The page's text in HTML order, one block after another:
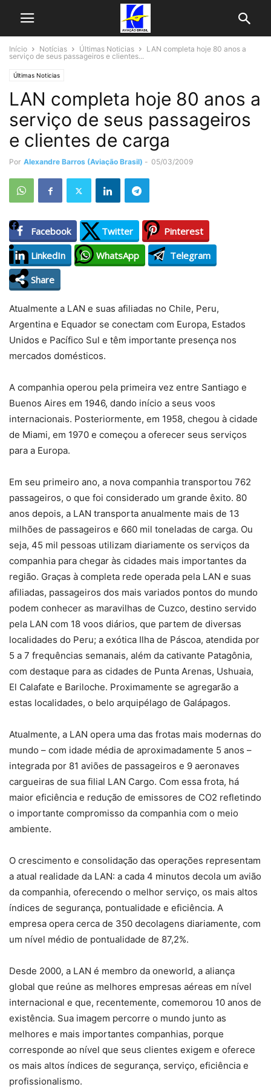
Início Notícias Últimas Noticias
LAN completa hoje 80 anos a
serviço de seus passageiros e clientes...
Últimas Noticias
LAN completa hoje 80 anos a
serviço de seus passageiros
e clientes de carga
Por Alexandre Barros (Aviação Brasil) - 05/03/2009
Facebook Twitter
Pinterest
LinkedIn
WhatsApp
Telegram
Share
Atualmente a LAN e suas afiliadas no Chile, Peru,
Argentina e Equador se conectam com Europa, Estados
Unidos e Pacífico Sul e têm importante presença nos
mercados domésticos.
A companhia operou pela primeira vez entre Santiago e
Buenos Aires em 1946, dando início a seus voos
internacionais. Posteriormente, em 1958, chegou à cidade
de Miami, em 1970 e começou a oferecer seus serviços
para a Europa.
Em seu primeiro ano, a nova companhia transportou 762
passageiros, o que foi considerado um grande êxito. 80
anos depois, a LAN transporta anualmente mais de 13
milhões de passageiros e 660 mil toneladas de carga. Ou
seja, 45 mil pessoas utilizam diariamente os serviços da
companhia para chegar às cidades mais importantes da
região. Graças à completa rede operada pela LAN e suas
afiliadas, passageiros dos mais variados pontos do mundo
podem conhecer as maravilhas de Cuzco, destino servido
pela LAN com 18 voos diários, que partem de diversas
localidades do Peru; a exótica Ilha de Páscoa, atendida por
5 a 7 frequências semanais, além da cativante Patagônia,
com destaque para as cidades de Punta Arenas, Ushuaia,
El Calafate e Bariloche. Proximamente se agregarão a
estas localidades, o belo arquipélago de Galápagos.
Atualmente, a LAN opera uma das frotas mais modernas do
mundo – com idade média de aproximadamente 5 anos –
integrada por 81 aviões de passageiros e 9 aeronaves
cargueiras de sua filial LAN Cargo. Com essa frota, há
maior eficiência e redução de emissores de CO2 refletindo
o importante compromisso da companhia com o meio
ambiente.
O crescimento e consolidação das operações representam
a atual realidade da LAN: a cada 4 minutos decola um avião
da companhia, oferecendo o melhor serviço, os mais altos
índices de segurança, pontualidade e eficiência. A
empresa opera cerca de 350 decolagens diariamente, com
um nível médio de pontualidade de 87,2%.
Desde 2000, a LAN é membro da oneworld, a aliança
global que reúne as melhores empresas aéreas em nível
internacional e que, recentemente, comemorou 10 anos de
existência. Sua imagem percorre o mundo junto as
melhores e mais importantes companhias, porque
corresponde ao nível que seus clientes exigem e oferece
os mais altos índices de segurança, serviço, eficiência e
profissionalismo.